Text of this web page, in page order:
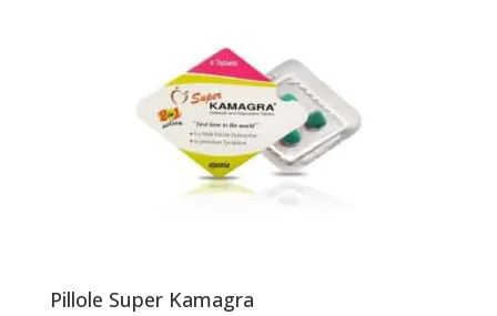
Pillole Super Kamagra